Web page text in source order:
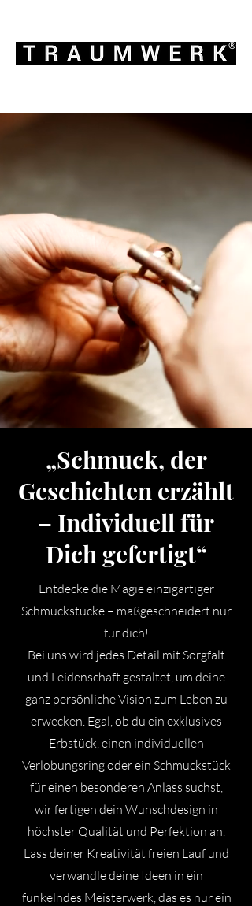
„Schmuck, der
Geschichten erzählt
– Individuell für
Dich gefertigt“
Entdecke die Magie einzigartiger
Schmuckstücke – maßgeschneidert nur
für dich!
Bei uns wird jedes Detail mit Sorgfalt
und Leidenschaft gestaltet, um deine
ganz persönliche Vision zum Leben zu
erwecken. Egal, ob du ein exklusives
Erbstück, einen individuellen
Verlobungsring oder ein Schmuckstück
für einen besonderen Anlass suchst,
wir fertigen dein Wunschdesign in
höchster Qualität und Perfektion an.
Lass deiner Kreativität freien Lauf und
verwandle deine Ideen in ein
funkelndes Meisterwerk, das es nur ein